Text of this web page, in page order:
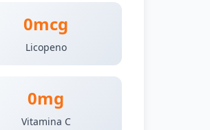
0mcg
Licopeno
0mg
Vitamina C